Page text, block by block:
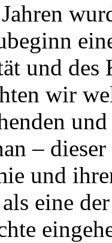
und des
wir
–
und
eine